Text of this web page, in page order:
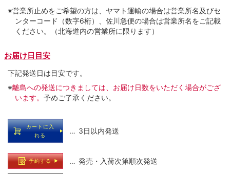
※営業所止めをご希望の方は、ヤマト運輸の場合は営業所名及びセ
ンターコード（数字6桁）、佐川急便の場合は営業所名をご記載
ください。（北海道内の営業所に限ります）
お届け日目安
下記発送日は目安です。
※離島への発送につきましては、お届け日数をいただく場合がござ
います。 予めご了承ください。
カートに入
れる
… 3日以内発送
予約する … 発売・入荷次第順次発送